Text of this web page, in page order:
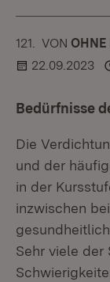
121. VON :OHNE
22.09.2023
Bedürfnisse
Die
und der
in der
inzwischen
Sehr viele der